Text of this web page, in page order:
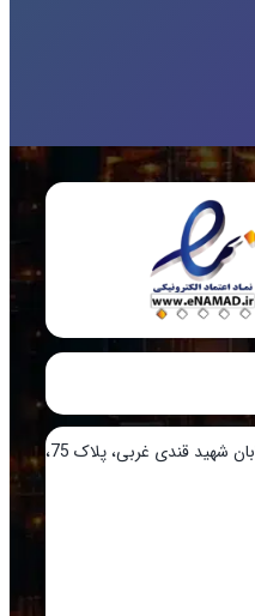
تهران، سهروردی شمالی، خیابان شهید قندی غربی، پلاک 75،